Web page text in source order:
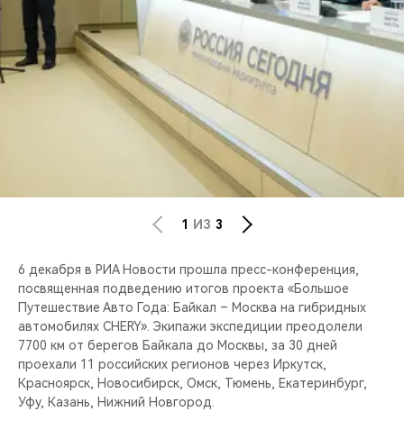
CHERY И СПОРТ
НАШИ МЕРОПРИЯТИЯ
1 ИЗ 3
6 декабря в РИА Новости прошла пресс-конференция,
посвященная подведению итогов проекта «Большое
Путешествие Авто Года: Байкал – Москва на гибридных
автомобилях CHERY». Экипажи экспедиции преодолели
7700 км от берегов Байкала до Москвы, за 30 дней
проехали 11 российских регионов через Иркутск,
Красноярск, Новосибирск, Омск, Тюмень, Екатеринбург,
Уфу, Казань, Нижний Новгород.